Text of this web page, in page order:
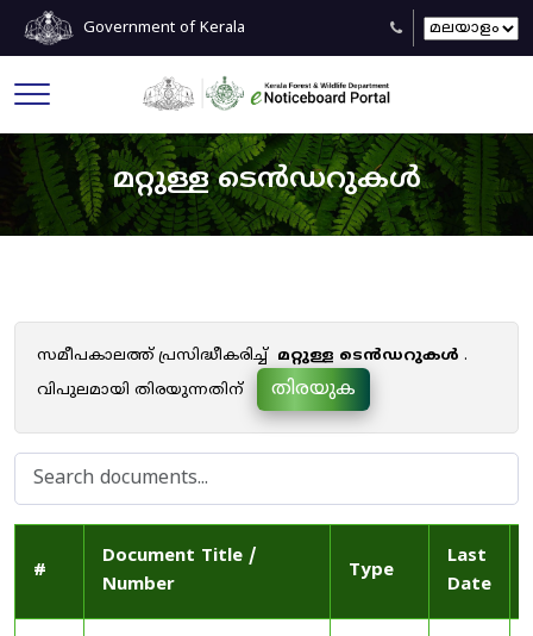
Government of Kerala
മറ്റുള്ള ടെൻഡറുകൾ
സമീപകാലത്ത് പ്രസിദ്ധീകരിച്ച് മറ്റുള്ള ടെൻഡറുകൾ .
വിപുലമായി തിരയുന്നതിന്
തിരയുക
#
Document Title /
Number
Type
Last
Date